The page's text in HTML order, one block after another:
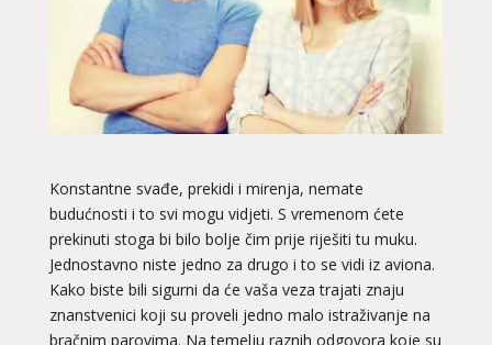
Konstantne svađe, prekidi i mirenja, nemate
budućnosti i to svi mogu vidjeti. S vremenom ćete
prekinuti stoga bi bilo bolje čim prije riješiti tu muku.
Jednostavno niste jedno za drugo i to se vidi iz aviona.
Kako biste bili sigurni da će vaša veza trajati znaju
znanstvenici koji su proveli jedno malo istraživanje na
bračnim parovima. Na temelju raznih odgovora koje su